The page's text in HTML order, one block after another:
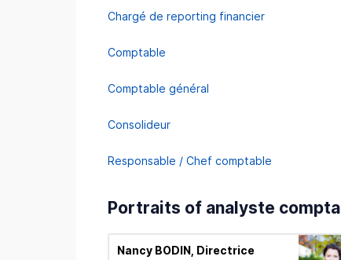
Chargé de reporting financier
Comptable
Comptable général
Consolideur
Responsable / Chef comptable
Portraits of analyste
Nancy BODIN, Directrice